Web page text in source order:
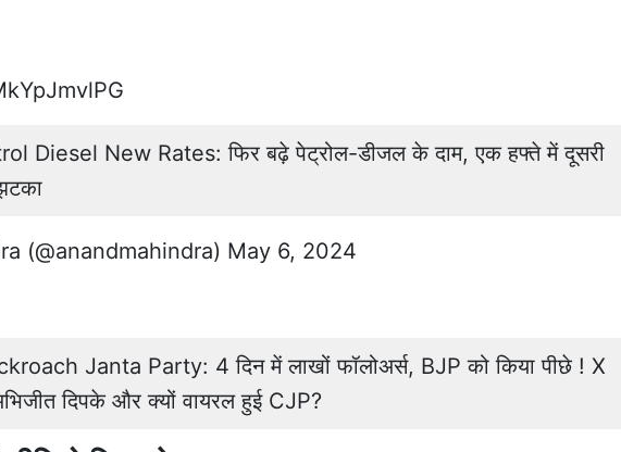
Diesel New Rates: फिर बढ़े पेट्रोल-डीजल के दाम, एक हफ्ते में दूसरी
(@anandmahindra) May 6, 2024
Janta Party: 4 दिन में लाखों फॉलोअर्स, BJP को किया पीछे ! X
दिपके और क्यों वायरल हुई CJP?